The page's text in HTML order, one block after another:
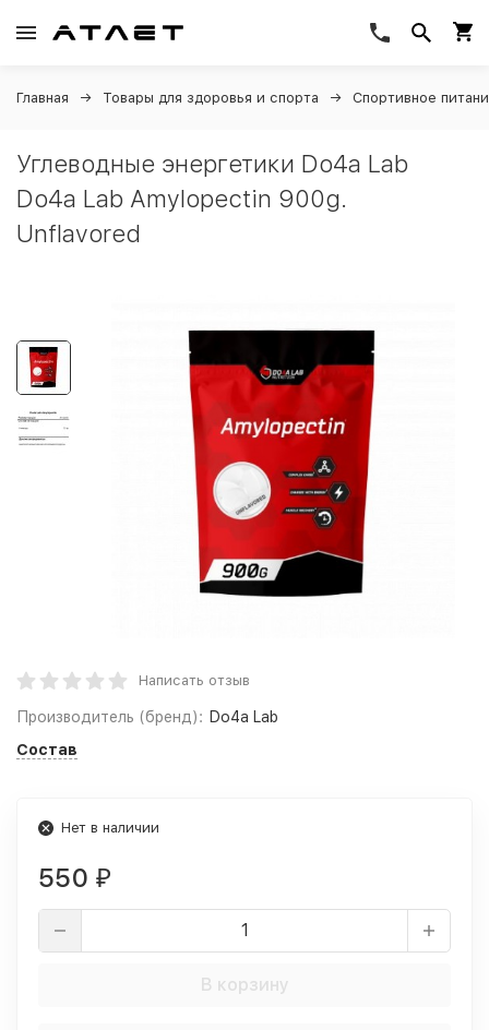
Главная Товары для здоровья и спорта Спортивное
Углеводные энергетики Do4a Lab
Do4a Lab Amylopectin 900g.
Unflavored
Написать отзыв
Производитель (бренд): Do4a Lab
Состав
Нет в наличии
550 ₽
В корзину